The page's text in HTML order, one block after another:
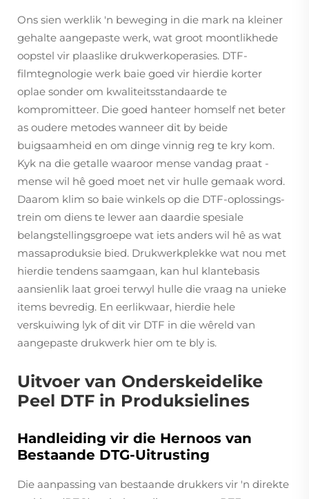
Ons sien werklik 'n beweging in die mark na kleiner
gehalte aangepaste werk, wat groot moontlikhede
oopstel vir plaaslike drukwerkoperasies. DTF-
filmtegnologie werk baie goed vir hierdie korter
oplae sonder om kwaliteitsstandaarde te
kompromitteer. Die goed hanteer homself net beter
as oudere metodes wanneer dit by beide
buigsaamheid en om dinge vinnig reg te kry kom.
Kyk na die getalle waaroor mense vandag praat -
mense wil hê goed moet net vir hulle gemaak word.
Daarom klim so baie winkels op die DTF-oplossings-
trein om diens te lewer aan daardie spesiale
belangstellingsgroepe wat iets anders wil hê as wat
massaproduksie bied. Drukwerkplekke wat nou met
hierdie tendens saamgaan, kan hul klantebasis
aansienlik laat groei terwyl hulle die vraag na unieke
items bevredig. En eerlikwaar, hierdie hele
verskuiwing lyk of dit vir DTF in die wêreld van
aangepaste drukwerk hier om te bly is.
Uitvoer van Onderskeidelike
Peel DTF in Produksielines
Handleiding vir die Hernoos van
Bestaande DTG-Uitrusting
Die aanpassing van bestaande drukkers vir 'n direkte